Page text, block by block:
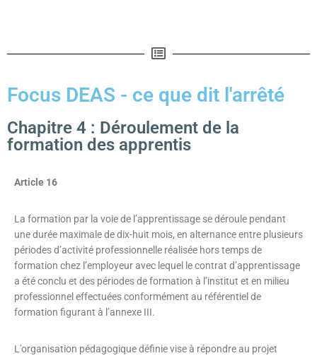
Focus DEAS - ce que dit l'arrêté
Chapitre 4 : Déroulement de la
formation des apprentis
Article 16
La formation par la voie de l’apprentissage se déroule pendant
une durée maximale de dix-huit mois, en alternance entre plusieurs
périodes d’activité professionnelle réalisée hors temps de
formation chez l’employeur avec lequel le contrat d’apprentissage
a été conclu et des périodes de formation à l’institut et en milieu
professionnel effectuées conformément au référentiel de
formation figurant à l’annexe III.
L’organisation pédagogique définie vise à répondre au projet